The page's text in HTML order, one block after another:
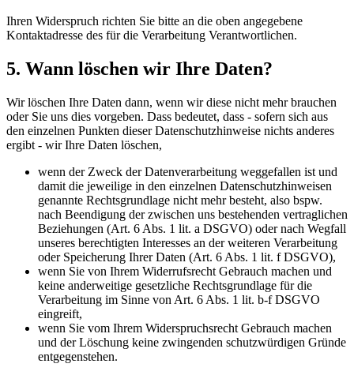
Ihren Widerspruch richten Sie bitte an die oben angegebene
Kontaktadresse des für die Verarbeitung Verantwortlichen.
5. Wann löschen wir Ihre Daten?
Wir löschen Ihre Daten dann, wenn wir diese nicht mehr brauchen
oder Sie uns dies vorgeben. Dass bedeutet, dass - sofern sich aus
den einzelnen Punkten dieser Datenschutzhinweise nichts anderes
ergibt - wir Ihre Daten löschen,
wenn der Zweck der Datenverarbeitung weggefallen ist und
damit die jeweilige in den einzelnen Datenschutzhinweisen
genannte Rechtsgrundlage nicht mehr besteht, also bspw.
nach Beendigung der zwischen uns bestehenden vertraglichen
Beziehungen (Art. 6 Abs. 1 lit. a DSGVO) oder nach Wegfall
unseres berechtigten Interesses an der weiteren Verarbeitung
oder Speicherung Ihrer Daten (Art. 6 Abs. 1 lit. f DSGVO),
wenn Sie von Ihrem Widerrufsrecht Gebrauch machen und
keine anderweitige gesetzliche Rechtsgrundlage für die
Verarbeitung im Sinne von Art. 6 Abs. 1 lit. b-f DSGVO
eingreift,
wenn Sie vom Ihrem Widerspruchsrecht Gebrauch machen
und der Löschung keine zwingenden schutzwürdigen Gründe
entgegenstehen.